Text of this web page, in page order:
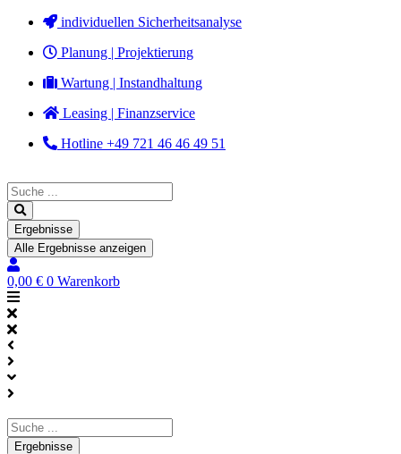
Zum
springen
individuellen Sicherheitsanalyse
Planung | Projektierung
Wartung | Instandhaltung
Leasing | Finanzservice
Hotline +49 721 46 46 49 51
Search
...
Ergebnisse
Alle Ergebnisse anzeigen
0,00 € 0 Warenkorb
Search
...Ergebnisse